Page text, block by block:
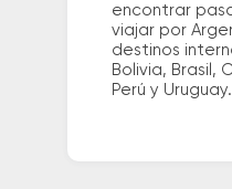
encontrar
viajar por
destinos
Bolivia, Brasil,
Perú y Uruguay.